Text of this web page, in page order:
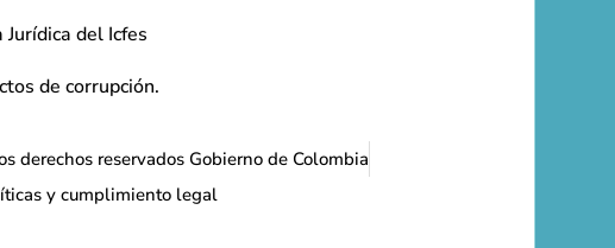
del Icfes
de corrupción.
derechos reservados Gobierno de Colombia
y cumplimiento legal